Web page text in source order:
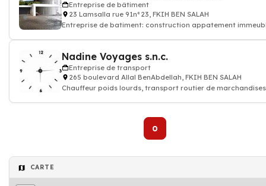
Entreprise de bâtiment
23 Lamsalla rue 91n°23, FKIH BEN SALAH
Entreprise de batiment: construction appatement
Nadine Voyages s.n.c.
Entreprise de transport
265 boulevard Allal BenAbdellah, FKIH BEN SALAH
Chauffeur poids lourds, transport routier de
0
CARTE